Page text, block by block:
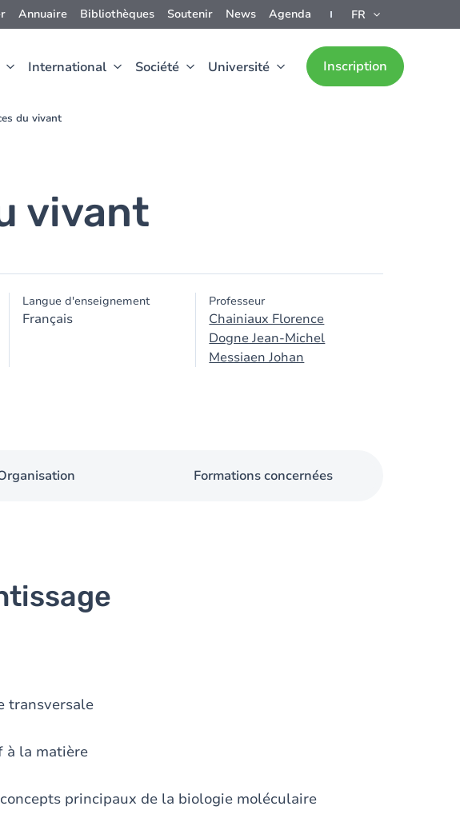
Annuaire Bibliothèques Soutenir News Agenda FR
International Société Université Inscription
du vivant
vivant
Langue d'enseignement
Français
Professeur
Chainiaux Florence
Dogne Jean-Michel
Messiaen Johan
Formations concernées
transversale
à la matière
principaux de la biologie moléculaire